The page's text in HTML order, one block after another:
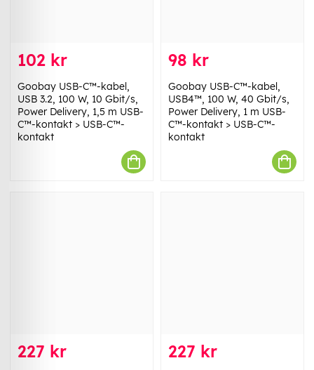
102 kr
Goobay USB-C™-kabel,
USB 3.2, 100 W, 10 Gbit/s,
Power Delivery, 1,5 m USB-
C™-kontakt > USB-C™-
kontakt
98 kr
Goobay USB-C™-kabel,
USB4™, 100 W, 40 Gbit/s,
Power Delivery, 1 m USB-
C™-kontakt > USB-C™-
kontakt
227 kr 227 kr